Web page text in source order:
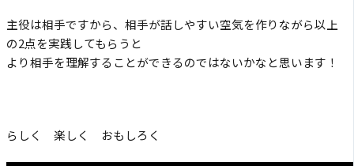
主役は相手ですから、相手が話しやすい空気を作りながら以上
の2点を実践してもらうと
より相手を理解することができるのではないかなと思います！
らしく 楽しく おもしろく